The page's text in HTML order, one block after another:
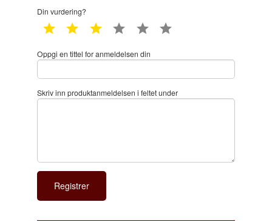
Din vurdering?
1 star 2 star 3 star 4 star 5 star
Oppgi en tittel for anmeldelsen din
Skriv inn produktanmeldelsen i feltet under